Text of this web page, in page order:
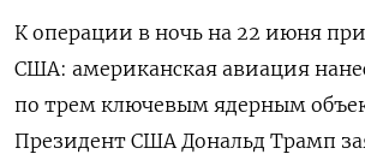
К операции в ночь на 22 июня
США: американская авиация
по трем ключевым ядерным
Президент США Дональд Трамп